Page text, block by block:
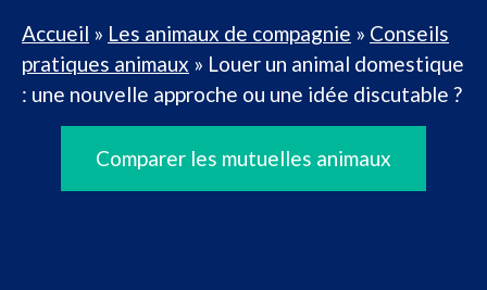
Accueil » Les animaux de compagnie » Conseils
pratiques animaux » Louer un animal domestique
: une nouvelle approche ou une idée discutable ?
Comparer les mutuelles animaux